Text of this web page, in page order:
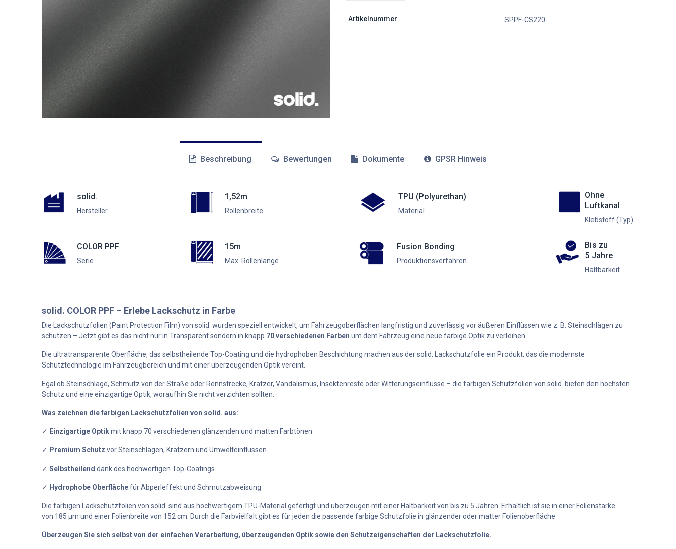
Artikelnummer SPPF-CS220
Beschreibung Bewertungen Dokumente GPSR Hinweis
solid.
Hersteller
COLOR PPF
Serie
1,52m
Rollenbreite
15m
Max. Rollenlänge
TPU (Polyurethan)
Material
Fusion Bonding
Produktionsverfahren
Ohne
Luftkanal
Klebstoff (Typ)
Bis zu
5 Jahre
Haltbarkeit
solid. COLOR PPF – Erlebe Lackschutz in Farbe
Die Lackschutzfolien (Paint Protection Film) von solid. wurden speziell entwickelt, um Fahrzeugoberflächen langfristig und zuverlässig vor äußeren Einflüssen wie z. B. Steinschlägen zu
schützen – Jetzt gibt es das nicht nur in Transparent sondern in knapp 70 verschiedenen Farben um dem Fahrzeug eine neue farbige Optik zu verleihen.
Die ultratransparente Oberfläche, das selbstheilende Top-Coating und die hydrophoben Beschichtung machen aus der solid. Lackschutzfolie ein Produkt, das die modernste
Schutztechnologie im Fahrzeugbereich und mit einer überzeugenden Optik vereint.
Egal ob Steinschläge, Schmutz von der Straße oder Rennstrecke, Kratzer, Vandalismus, Insektenreste oder Witterungseinflüsse – die farbigen Schutzfolien von solid. bieten den höchsten
Schutz und eine einzigartige Optik, woraufhin Sie nicht verzichten sollten.
Was zeichnen die farbigen Lackschutzfolien von solid. aus:
✓ Einzigartige Optik​mit knapp 70 verschiedenen glänzenden und matten Farbtönen
✓ Premium Schutz vor Steinschlägen, Kratzern und Umwelteinflüssen
✓ Selbstheilend dank des hochwertigen Top-Coatings
✓ Hydrophobe Oberflächefür Abperleffekt und Schmutzabweisung
Die farbigen Lackschutzfolien von solid. sind aus hochwertigem TPU-Material gefertigt und überzeugen mit einer Haltbarkeit von bis zu 5 Jahren. Erhältlich ist sie in einer Folienstärke
von 185 µm und einer Folienbreite von 152 cm. Durch die Farbvielfalt gibt es für jeden die passende farbige Schutzfolie in glänzender oder matter Folienoberfläche.
Überzeugen Sie sich selbst von der einfachen Verarbeitung, überzeugenden Optik sowie den Schutzeigenschaften der Lackschutzfolie.